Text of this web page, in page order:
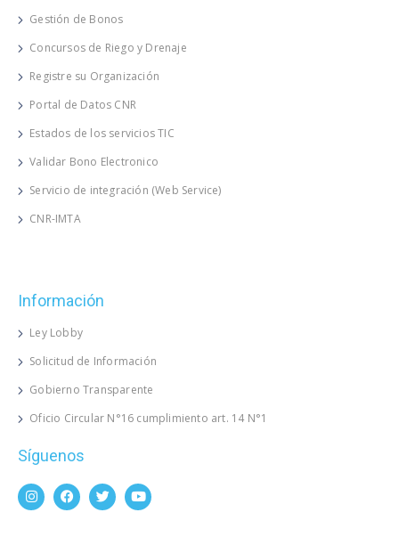
Gestión de Bonos
Concursos de Riego y Drenaje
Registre su Organización
Portal de Datos CNR
Estados de los servicios TIC
Validar Bono Electronico
Servicio de integración (Web Service)
CNR-IMTA
Información
Ley Lobby
Solicitud de Información
Gobierno Transparente
Oficio Circular N°16 cumplimiento art. 14 N°1
Síguenos